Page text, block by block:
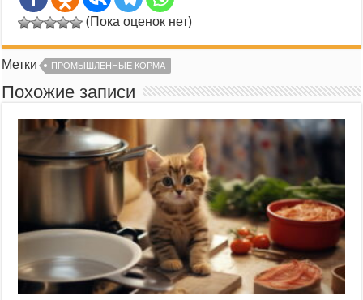
(Пока оценок нет)
Метки ПРОМЫШЛЕННЫЕ КОРМА
Похожие записи